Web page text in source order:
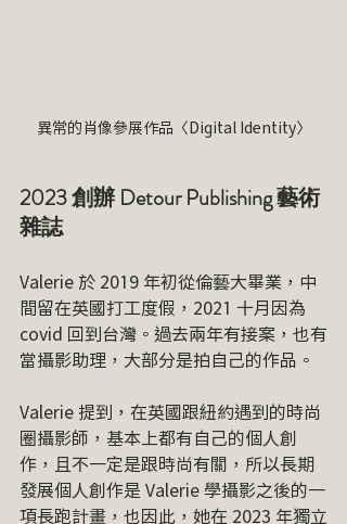
異常的肖像參展作品〈Digital Identity〉
2023 創辦 Detour Publishing 藝術
雜誌
Valerie 於 2019 年初從倫藝大畢業，中
間留在英國打工度假，2021 十月因為
covid 回到台灣。過去兩年有接案，也有
當攝影助理，大部分是拍自己的作品。
Valerie 提到，在英國跟紐約遇到的時尚
圈攝影師，基本上都有自己的個人創
作，且不一定是跟時尚有關，所以長期
發展個人創作是 Valerie 學攝影之後的一
項長跑計畫，也因此，她在 2023 年獨立